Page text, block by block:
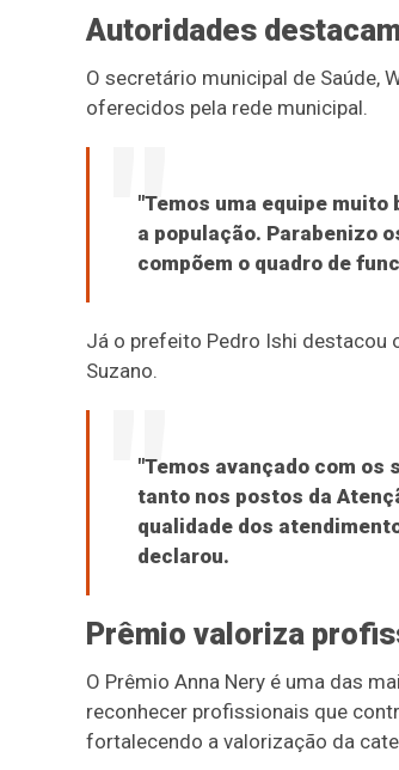
Autoridades
O secretário municipal de Saúde,
oferecidos pela rede municipal.
"Temos uma equipe
a população. Parabenizo
compõem o quadro de
Já o prefeito Pedro Ishi destacou
Suzano.
"Temos avançado com os
tanto nos postos da
qualidade dos
declarou.
Prêmio valoriza
O Prêmio Anna Nery é uma das
reconhecer profissionais que
fortalecendo a valorização da